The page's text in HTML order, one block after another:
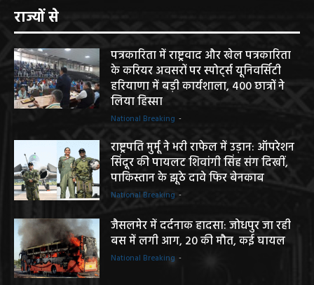
राज्यों से
पत्रकारिता में राष्ट्रवाद और खेल पत्रकारिता
के करियर अवसरों पर स्पोर्ट्स यूनिवर्सिटी
हरियाणा में बड़ी कार्यशाला, 400 छात्रों ने
लिया हिस्सा
National Breaking -
राष्ट्रपति मुर्मू ने भरी राफेल में उड़ान: ऑपरेशन
सिंदूर की पायलट शिवांगी सिंह संग दिखीं,
पाकिस्तान के झूठे दावे फिर बेनकाब
National Breaking -
जैसलमेर में दर्दनाक हादसा: जोधपुर जा रही
बस में लगी आग, 20 की मौत, कई घायल
National Breaking -